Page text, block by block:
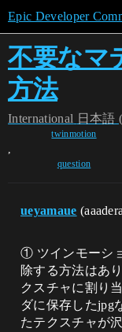
Epic Developer
不要なマ
方法
International 日本語
twinmotion
,
question
ueyamaue
① ツインモーシ
除する方法はあ
クスチャに割り
ダに保存したjpg
たテクスチャが